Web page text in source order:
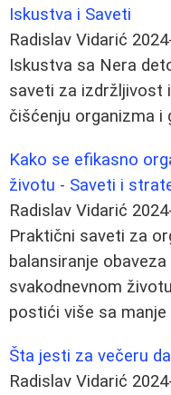
Iskustva i Saveti
Radislav Vidarić
Iskustva sa Nera
saveti za izdržljivost
čišćenju organizma i
Kako se efikasno
životu - Saveti i
Radislav Vidarić
Praktični saveti za
balansiranje
svakodnevnom
postići više sa
Šta jesti za večeru
Radislav Vidarić